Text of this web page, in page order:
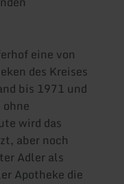
eine von
des Kreises
bis 1971 und
wird das
aber noch
Adler als
Apotheke die